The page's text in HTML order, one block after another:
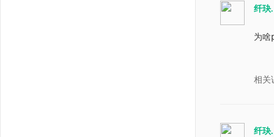
纤玦.
为啥
相关
纤玦.